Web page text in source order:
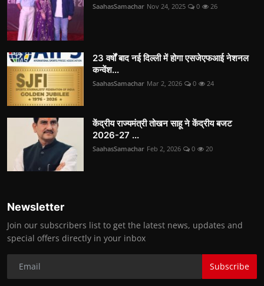
SaahasSamachar Nov 24, 2025 0 26
23 वर्षों बाद नई दिल्ली में होगा एसजेएफआई नेशनल
कन्वेंश...
SaahasSamachar Mar 2, 2026 0 24
केंद्रीय राज्यमंत्री तोखन साहू ने केंद्रीय बजट
2026-27 ...
SaahasSamachar Feb 2, 2026 0 20
Newsletter
Join our subscribers list to get the latest news, updates and
special offers directly in your inbox
Subscribe